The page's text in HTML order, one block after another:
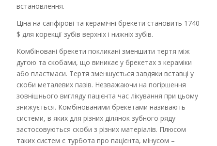
встановлення.
Ціна на сапфірові та керамічні брекети становить 1740
$ для корекції зубів верхніх і нижніх зубів.
Комбіновані брекети покликані зменшити тертя між
дугою та скобами, що виникає у брекетах з кераміки
або пластмаси. Тертя зменшується завдяки вставці у
скоби металевих пазів. Незважаючи на погіршення
зовнішнього вигляду пацієнта час лікування при цьому
знижується. Комбінованими брекетами називають
системи, в яких для різних ділянок зубного ряду
застосовуються скоби з різних матеріалів. Плюсом
таких систем є турбота про пацієнта, мінусом –